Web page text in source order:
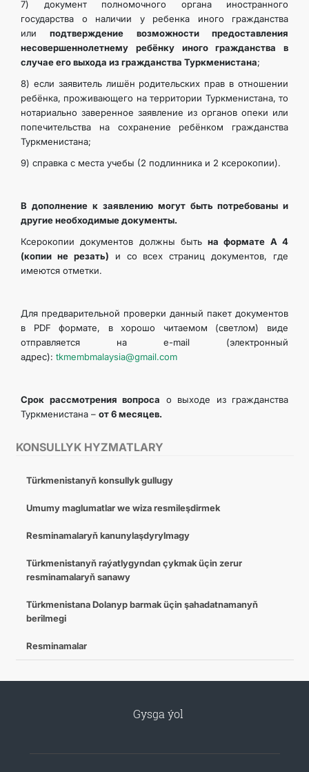
KONSULLYK HYZMATLARY
Türkmenistanyň konsullyk gullugy
Umumy maglumatlar we wiza resmileşdirmek
Resminamalaryň kanunylaşdyrylmagy
Türkmenistanyň raýatlygyndan çykmak üçin zerur
resminamalaryň sanawy
Türkmenistana Dolanyp barmak üçin şahadatnamanyň
berilmegi
Resminamalar
7) документ полномочного органа иностранного
государства о наличии у ребенка иного гражданства
илиподтверждение возможности предоставления
несовершеннолетнему ребёнку иного гражданства в
случае его выхода из гражданства Туркменистана;
8) если заявитель лишён родительских прав в отношении
ребёнка, проживающего на территории Туркменистана, то
нотариально заверенное заявление из органов опеки или
попечительства на сохранение ребёнком гражданства
Туркменистана;
9) справка с места учебы (2 подлинника и 2 ксерокопии).
В дополнение к заявлению могут быть потребованы и
другие необходимые документы.
Ксерокопии документов должны бытьна формате А 4
(копии не резать) и со всех страниц документов, где
имеются отметки.
Для предварительной проверки данный пакет документов
в PDF формате, в хорошо читаемом (светлом) виде
отправляется на e-mail (электронный
адрес): tkmembmalaysia@gmail.com
Срок рассмотрения вопроса о выходе из гражданства
Туркменистана – от 6 месяцев.
Gysga ýol